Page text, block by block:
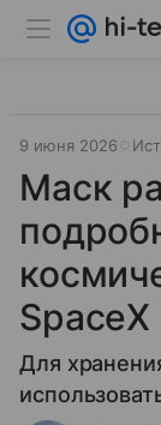
9 июня 2026
Маск
SpaceX
Для